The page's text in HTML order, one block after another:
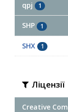
qpj 1
SHP 1
SHX 1
Ліцензії
Creative